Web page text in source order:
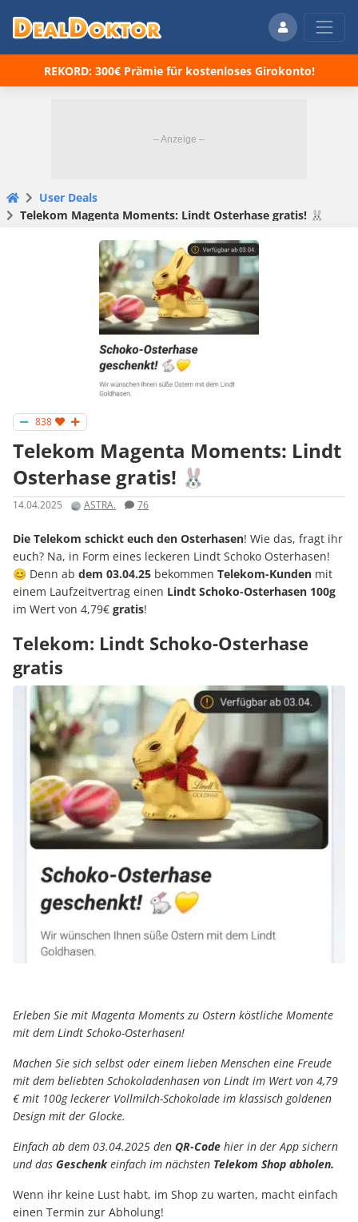
REKORD: 300€ Prämie für kostenloses Girokonto!
User Deals
Telekom Magenta Moments: Lindt Osterhase gratis! 🐰
838
Telekom Magenta Moments: Lindt
Osterhase gratis! 🐰
14.04.2025 ASTRA. 76
Die Telekom schickt euch den Osterhasen! Wie das, fragt ihr
euch? Na, in Form eines leckeren Lindt Schoko Osterhasen!
😊 Denn ab dem 03.04.25 bekommen Telekom-Kunden mit
einem Laufzeitvertrag einen Lindt Schoko-Osterhasen 100g
im Wert von 4,79€ gratis!
Telekom: Lindt Schoko-Osterhase
gratis
Erleben Sie mit Magenta Moments zu Ostern köstliche Momente
mit dem Lindt Schoko-Osterhasen!
Machen Sie sich selbst oder einem lieben Menschen eine Freude
mit dem beliebten Schokoladenhasen von Lindt im Wert von 4,79
€ mit 100g leckerer Vollmilch-Schokolade im klassisch goldenen
Design mit der Glocke.
Einfach ab dem 03.04.2025 den QR-Code hier in der App sichern
und das Geschenkeinfach im nächsten Telekom Shop abholen.
Wenn ihr keine Lust habt, im Shop zu warten, macht einfach
einen Termin zur Abholung!